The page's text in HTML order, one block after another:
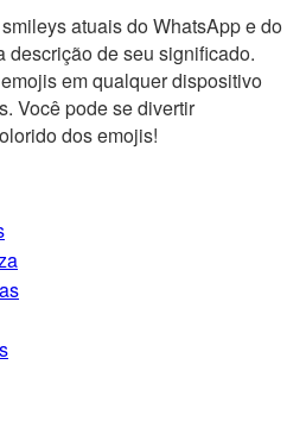
atuais do WhatsApp e do
descrição de seu significado.
em qualquer dispositivo
Você pode se divertir
dos emojis!